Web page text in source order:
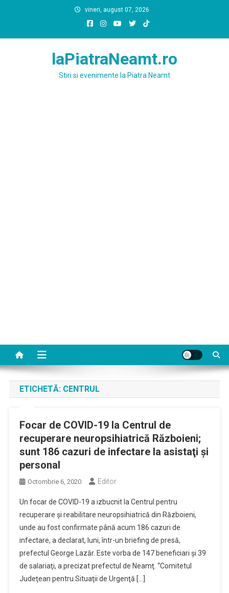
vineri, august 07, 2026
laPiatraNeamt.ro
Stiri si evenimente la Piatra Neamt
ETICHETĂ: CENTRUL
Focar de COVID-19 la Centrul de
recuperare neuropsihiatrică Războieni;
sunt 186 cazuri de infectare la asistaţi şi
personal
Octombrie 6, 2020 Editor
Un focar de COVID-19 a izbucnit la Centrul pentru
recuperare şi reabilitare neuropsihiatrică din Războieni,
unde au fost confirmate până acum 186 cazuri de
infectare, a declarat, luni, într-un briefing de presă,
prefectul George Lazăr. Este vorba de 147 beneficiari şi 39
de salariaţi, a precizat prefectul de Neamţ. “Comitetul
Judeţean pentru Situaţii de Urgenţă […]